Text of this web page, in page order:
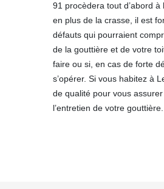
91 procèdera tout d’abord
en plus de la crasse, il est
défauts qui pourraient
de la gouttière et de votre
faire ou si, en cas de forte
s’opérer. Si vous habitez à
de qualité pour vous
l’entretien de votre gouttière.